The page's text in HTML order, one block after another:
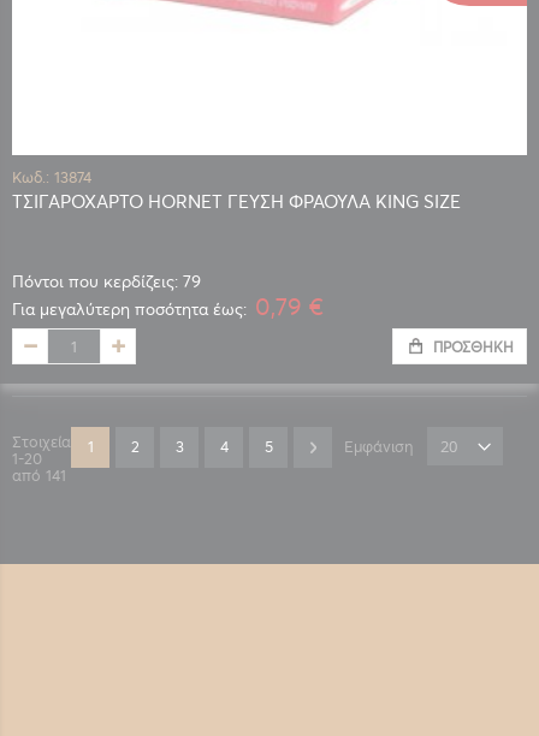
Κωδ.: 13874
ΤΣΙΓΑΡΟΧΑΡΤΟ HORNET ΓΕΥΣΗ ΦΡΑΟΥΛΑ KING SIZE
Πόντοι που κερδίζεις: 79
Για μεγαλύτερη ποσότητα έως: 0,79 €
ΠΡΟΣΘΉΚΗ
Στοιχεία
1-20
από 141
Διαβάζετε αυτή τη στιγμή τη σελίδα
1 Σελίδα
2 Σελίδα
3 Σελίδα
4 Σελίδα
5 Σελίδα
ΕπόμενοΕμφάνιση